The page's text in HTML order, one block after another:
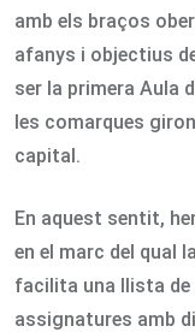
amb els braços
afanys i objectius
ser la primera Aula
les comarques
capital.
En aquest sentit,
en el marc del qual
facilita una llista
assignatures amb